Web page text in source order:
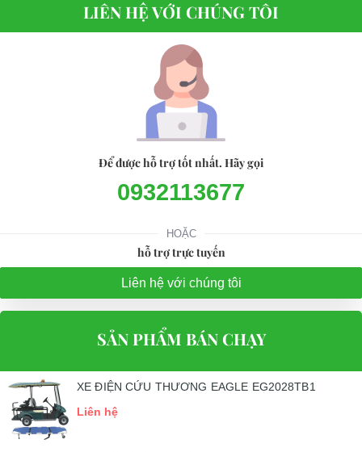
LIÊN HỆ VỚI CHÚNG TÔI
Để được hỗ trợ tốt nhất. Hãy gọi
0932113677
HOẶC
hỗ trợ trực tuyến
Liên hệ với chúng tôi
SẢN PHẨM BÁN CHẠY
XE ĐIỆN CỨU THƯƠNG EAGLE EG2028TB1
Liên hệ